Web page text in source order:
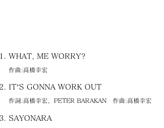
WHAT, ME WORRY?
作曲:高橋幸宏
IT’S GONNA WORK OUT
作詞:高橋幸宏、PETER BARAKAN 作曲:高橋幸宏
SAYONARA